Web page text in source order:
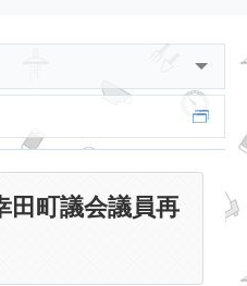
田町議会議員再